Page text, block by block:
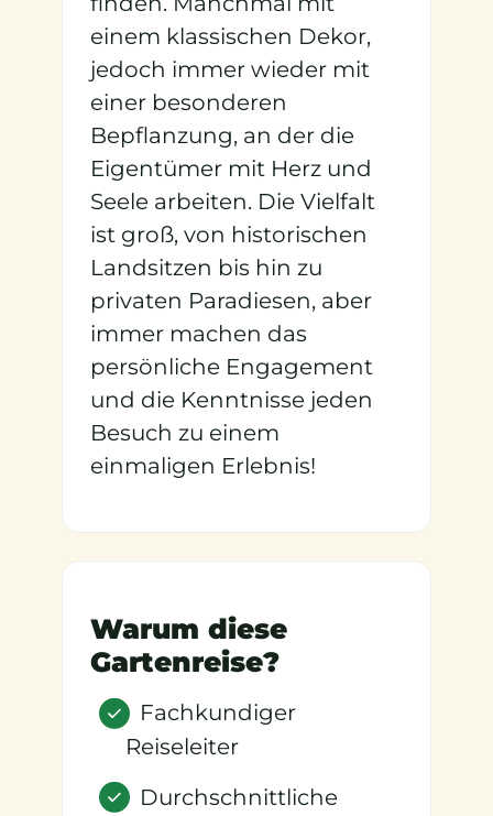
einem klassischen Dekor,
jedoch immer wieder mit
einer besonderen
Bepflanzung, an der die
Eigentümer mit Herz und
Seele arbeiten. Die Vielfalt
ist groß, von historischen
Landsitzen bis hin zu
privaten Paradiesen, aber
immer machen das
persönliche Engagement
und die Kenntnisse jeden
Besuch zu einem
einmaligen Erlebnis!
Warum diese
Gartenreise?
Fachkundiger
Reiseleiter
Durchschnittliche